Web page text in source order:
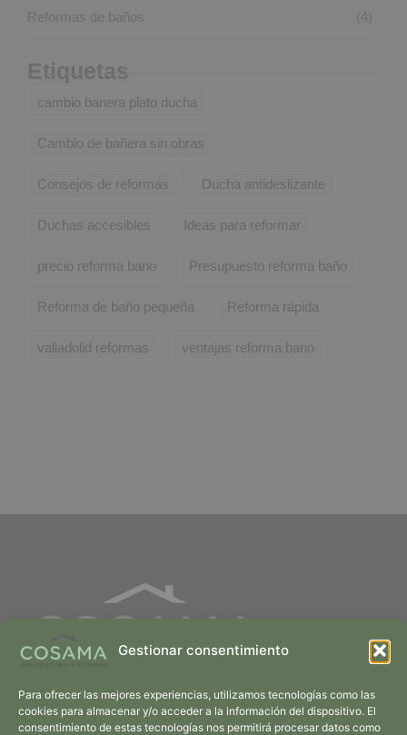
Gestionar consentimiento
Para ofrecer las mejores experiencias, utilizamos tecnologías como las
cookies para almacenar y/o acceder a la información del dispositivo. El
consentimiento de estas tecnologías nos permitirá procesar datos como
Reformas de baños (4)
Etiquetas
cambio banera plato ducha
Cambio de bañera sin obras
Consejos de reformas Ducha antideslizante
Duchas accesibles Ideas para reformar
precio reforma bano Presupuesto reforma baño
Reforma de baño pequeña Reforma rápida
valladolid reformas ventajas reforma bano
Únicos